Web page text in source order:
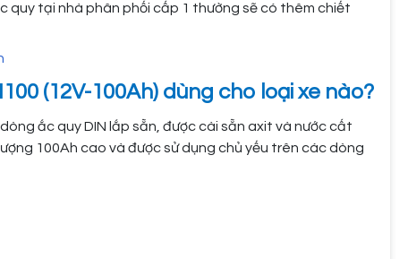
quy tại nhà phân phối cấp 1 thường sẽ có thêm chiết
(12V-100Ah) dùng cho loại xe nào?
ắc quy DIN lắp sẵn, được cài sẵn axit và nước cất
100Ah cao và được sử dụng chủ yếu trên các dòng